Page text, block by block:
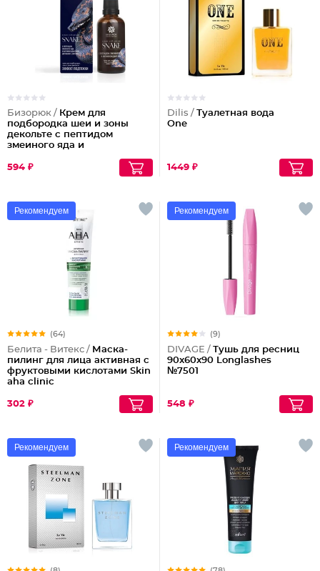
Бизорюк / Крем для
подбородка шеи и зоны
декольте с пептидом
змеиного яда и
594 ₽
Dilis / Туалетная вода
One
1449 ₽
Рекомендуем
(64)
Белита - Витекс / Маска-
пилинг для лица активная с
фруктовыми кислотами Skin
aha clinic
302 ₽
Рекомендуем
(9)
DIVAGE / Тушь для ресниц
90x60x90 Longlashes
№7501
548 ₽
Рекомендуем Рекомендуем